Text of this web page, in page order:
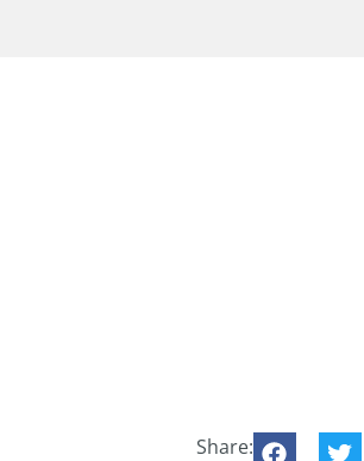
Share: